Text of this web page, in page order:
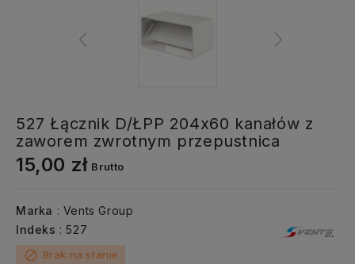
527 Łącznik D/ŁPP 204x60 kanałów z
zaworem zwrotnym przepustnica
15,00 zł Brutto
Marka : Vents Group
Indeks : 527
block Brak na stanie